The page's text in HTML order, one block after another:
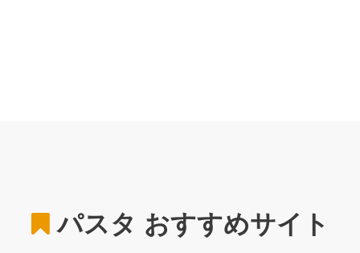
パスタ おすすめサイト